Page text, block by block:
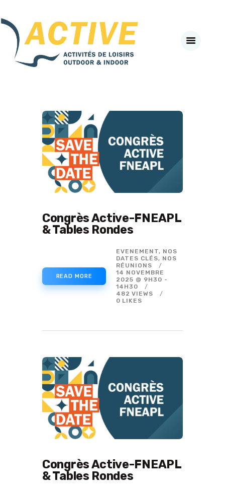
Active-Fneapl
ACTIVITÉS DE PLEIN AIR & INDOOR
ACCUEIL
LE CLUB PARTENAIRE
AGENDA
NEWS
VADEMECUM
J’ADHÈRE EN LIGNE
SE CONNECTER
Congrès Active-FNEAPL
& Tables Rondes
READ MORE
EVENEMENT, NOS
DATES CLÉS, NOS
RÉUNIONS
14 NOVEMBRE
2025 @ 9H30 -
14H30
482 VIEWS
0 LIKES
Congrès Active-FNEAPL
& Tables Rondes